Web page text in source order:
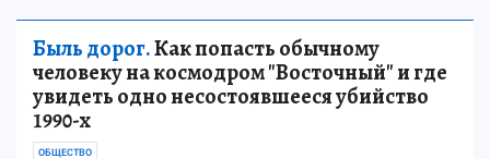
Быль дорог.Как попасть обычному
человеку на космодром "Восточный" и где
увидеть одно несостоявшееся убийство
1990-х
ОБЩЕСТВО